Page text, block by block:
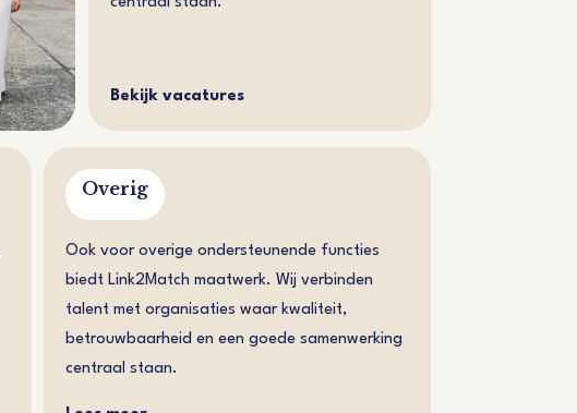
Bekijk vacatures
Overig
Ook voor overige ondersteunende functies
biedt Link2Match maatwerk. Wij verbinden
talent met organisaties waar kwaliteit,
betrouwbaarheid en een goede samenwerking
centraal staan.